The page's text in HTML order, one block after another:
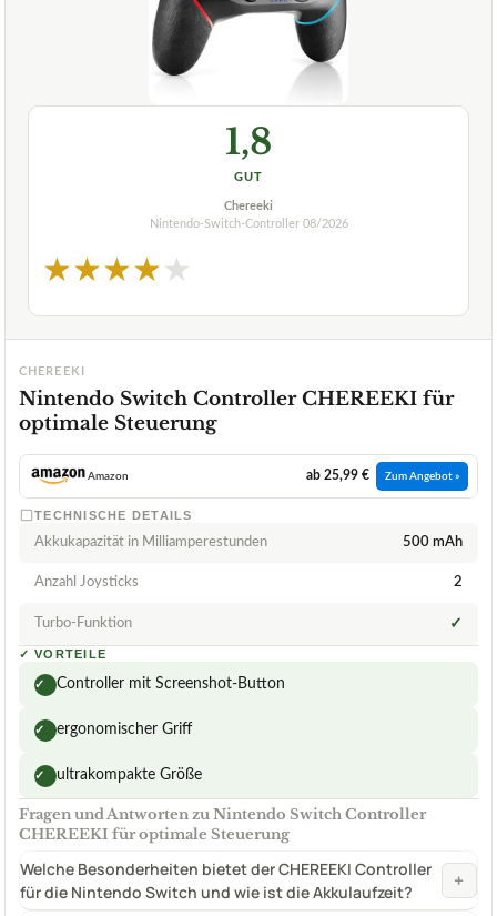
1,8
GUT
Chereeki
Nintendo-Switch-Controller 08/2026
★★★★★
CHEREEKI
Nintendo Switch Controller CHEREEKI für
optimale Steuerung
Amazon ab 25,99 € Zum Angebot »
TECHNISCHE DETAILS
Akkukapazität in Milliamperestunden 500 mAh
Anzahl Joysticks 2
Turbo-Funktion ✓
✓ VORTEILE
✓ Controller mit Screenshot-Button
✓ ergonomischer Griff
✓ ultrakompakte Größe
Fragen und Antworten zu Nintendo Switch Controller
CHEREEKI für optimale Steuerung
Welche Besonderheiten bietet der CHEREEKI Controller
für die Nintendo Switch und wie ist die Akkulaufzeit?
+